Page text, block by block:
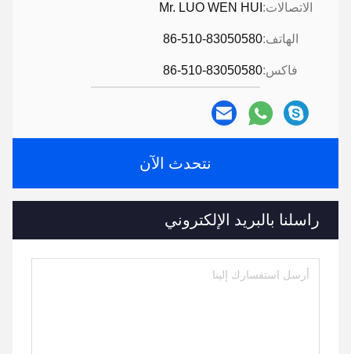
الاتصالات: Mr. LUO WEN HUI
الهاتف:86-510-83050580
فاكس:86-510-83050580
نتحدث الآن
راسلنا بالبريد الإلكتروني